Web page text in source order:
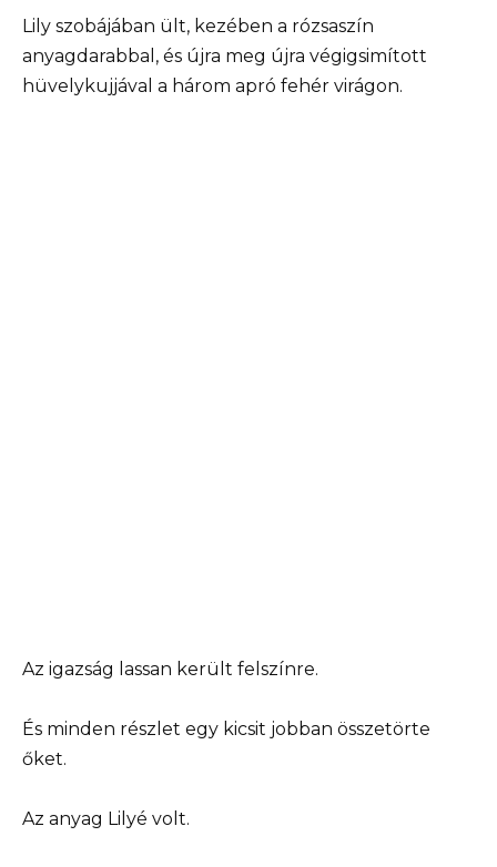
Lily szobájában ült, kezében a rózsaszín
anyagdarabbal, és újra meg újra végigsimított
hüvelykujjával a három apró fehér virágon.
Az igazság lassan került felszínre.
És minden részlet egy kicsit jobban összetörte
őket.
Az anyag Lilyé volt.